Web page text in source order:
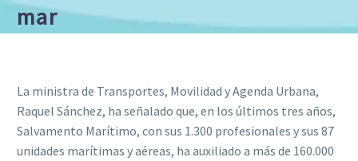
mar
La ministra de Transportes, Movilidad y Agenda Urbana,
Raquel Sánchez, ha señalado que, en los últimos tres años,
Salvamento Marítimo, con sus 1.300 profesionales y sus 87
unidades marítimas y aéreas, ha auxiliado a más de 160.000